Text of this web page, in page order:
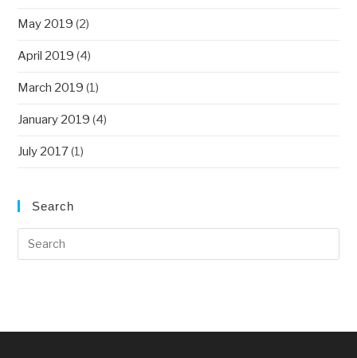
May 2019 (2)
April 2019 (4)
March 2019 (1)
January 2019 (4)
July 2017(1)
Search